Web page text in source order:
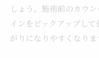
しょう。施術前のカウ
インをピックアップし
がりになりやすくなりま